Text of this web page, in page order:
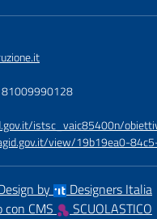
81009990128
istsc_vaic85400n/
view/19b19ea0-
by
Designers Italia
CMS
SCUOLASTICO